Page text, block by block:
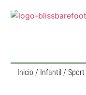
Inicio / Infantil/ Sport